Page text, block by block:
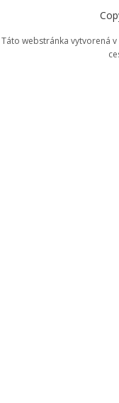
Táto webstránka vytvorená